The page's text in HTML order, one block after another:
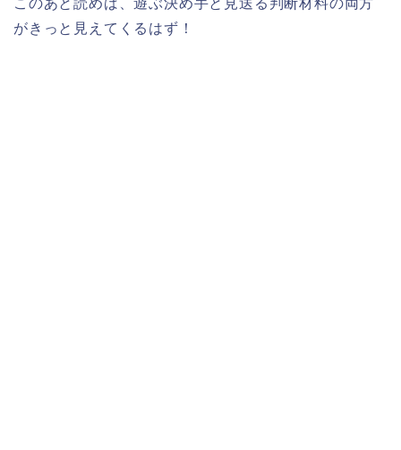
このあと読めば、遊ぶ決め手と見送る判断材料の両方
がきっと見えてくるはず！